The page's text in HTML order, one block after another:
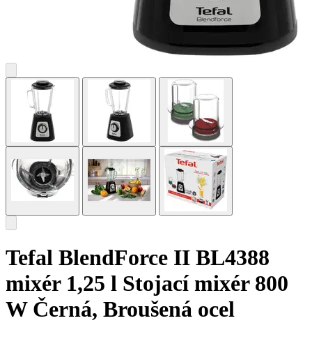
Tefal BlendForce II BL4388
mixér 1,25 l Stojací mixér 800
W Černá, Broušená ocel